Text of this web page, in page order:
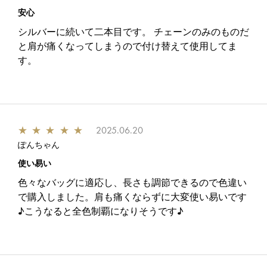
安心
シルバーに続いて二本目です。 チェーンのみのものだ
と肩が痛くなってしまうので付け替えて使用してま
す。
★ ★ ★ ★ ★ 2025.06.20
ぽんちゃん
使い易い
色々なバッグに適応し、長さも調節できるので色違い
で購入しました。肩も痛くならずに大変使い易いです
♪こうなると全色制覇になりそうです♪